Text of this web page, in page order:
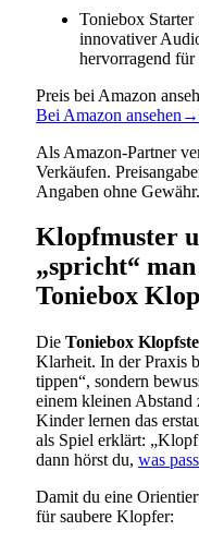
Toniebox
innovativer
hervorragend
Preis bei Amazon
Bei Amazon ansehen →
Als Amazon-Partner
Verkäufen.
Angaben ohne Gewähr.
Klopfmuster
„spricht“
Toniebox
Die Toniebox
Klarheit. In der Praxis
tippen“, sondern
einem kleinen
Kinder lernen das
als Spiel erklärt:
dann hörst du, was
Damit du eine
für saubere Klopfer: